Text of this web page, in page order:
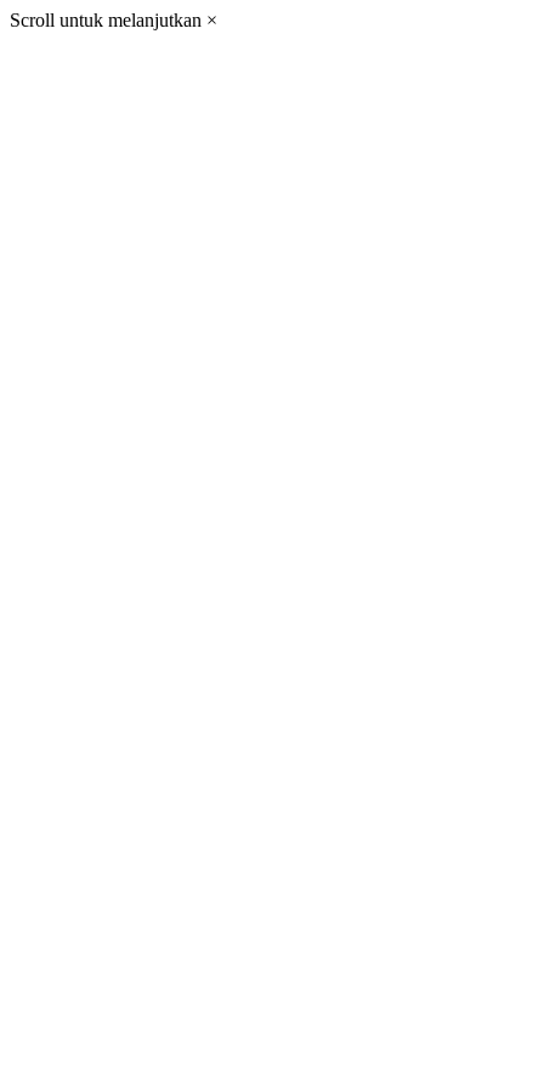
Scroll untuk melanjutkan ×